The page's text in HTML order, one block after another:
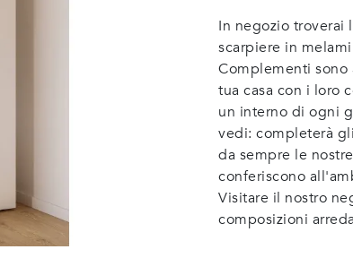
In negozio
scarpiere in
Complementi sono
tua casa con i loro
un interno di ogni
vedi: completerà
da sempre le
conferiscono
Visitare il nostro
composizioni